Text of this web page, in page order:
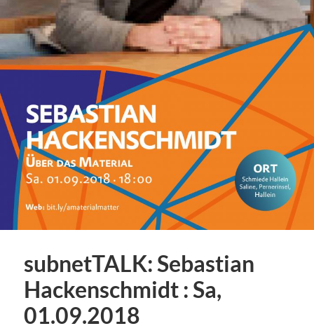
subnetTALK: Sebastian
Hackenschmidt : Sa,
01.09.2018